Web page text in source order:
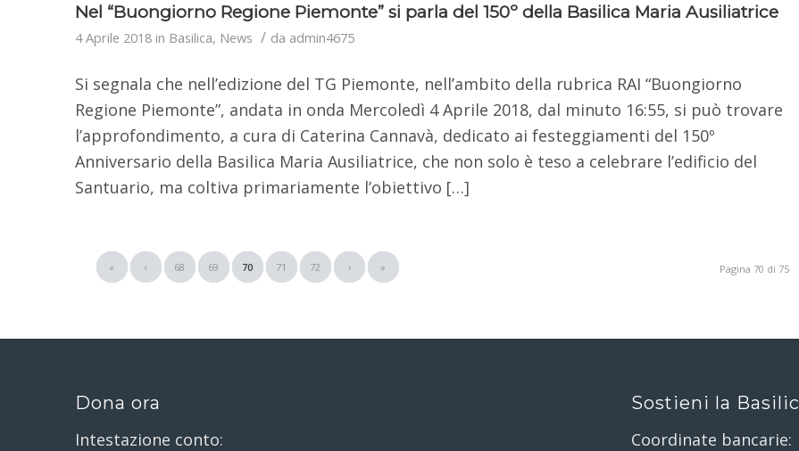
Nel “Buongiorno Regione Piemonte” si parla del 150º della Basilica Maria Ausiliatrice
4 Aprile 2018 in Basilica, News / da admin4675
Si segnala che nell’edizione del TG Piemonte, nell’ambito della rubrica RAI “Buongiorno
Regione Piemonte”, andata in onda Mercoledì 4 Aprile 2018, dal minuto 16:55, si può trovare
l’approfondimento, a cura di Caterina Cannavà, dedicato ai festeggiamenti del 150º
Anniversario della Basilica Maria Ausiliatrice, che non solo è teso a celebrare l’edificio del
Santuario, ma coltiva primariamente l’obiettivo […]
Pagina 70 di 75
« ‹ 68 69 70 71 72 › »
Dona ora
Intestazione conto:
Sostieni la
Coordinate bancarie: